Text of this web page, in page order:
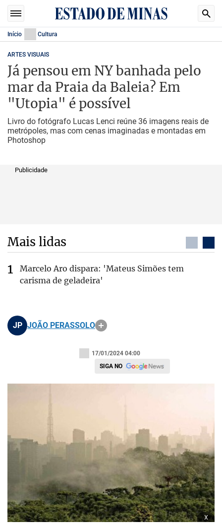
Início Cultura
ARTES VISUAIS
Já pensou em NY banhada pelo
mar da Praia da Baleia? Em
"Utopia" é possível
Livro do fotógrafo Lucas Lenci reúne 36 imagens reais de
metrópoles, mas com cenas imaginadas e montadas em
Photoshop
Publicidade
Mais lidas
Marcelo Aro dispara: 'Mateus Simões tem
carisma de geladeira'
JP JOÃO PERASSOLO
17/01/2024 04:00
SIGA NO
x